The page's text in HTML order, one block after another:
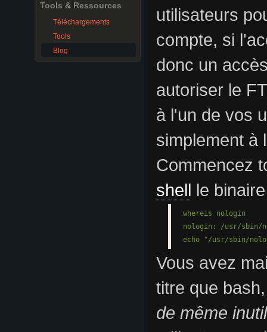
Tools & Ressources
Téléchargements
Tools
Blog
utilisateurs
compte, si
donc un
autoriser le
à l'un de vos
simplement à
Commencez
shell le
whereis nologin
nologin: /usr/sbin/
echo "/usr/sbin/
Vous avez
titre que
de même